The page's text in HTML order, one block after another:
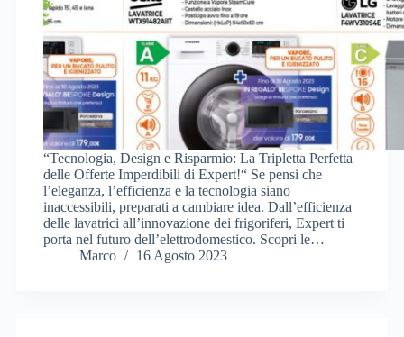
“Tecnologia, Design e Risparmio: La Tripletta Perfetta
delle Offerte Imperdibili di Expert!“ Se pensi che
l’eleganza, l’efficienza e la tecnologia siano
inaccessibili, preparati a cambiare idea. Dall’efficienza
delle lavatrici all’innovazione dei frigoriferi, Expert ti
porta nel futuro dell’elettrodomestico. Scopri le…
Marco
16 Agosto 2023